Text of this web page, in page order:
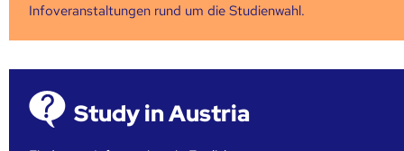
Infoveranstaltungen rund um die Studienwahl.
Study in Austria